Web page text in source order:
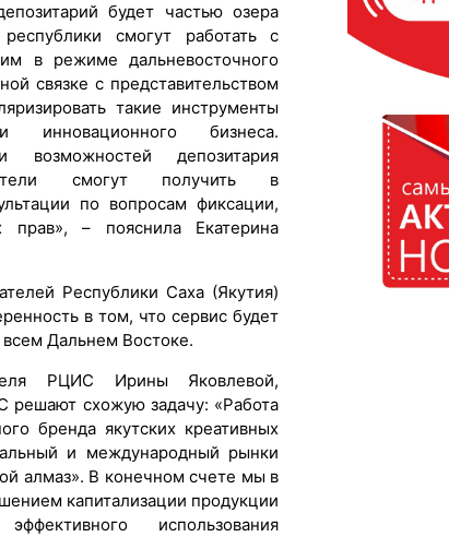
будет частью озера
смогут работать с
в режиме дальневосточного
связке с представительством
такие инструменты
бизнеса.
возможностей депозитария
смогут получить в
по вопросам фиксации,
прав», – пояснила Екатерина
Республики Саха (Якутия)
в том, что сервис будет
всем Дальнем Востоке.
РЦИС Ирины Яковлевой,
решают схожую задачу: «Работа
бренда якутских креативных
и международный рынки
алмаз». В конечном счете мы в
капитализации продукции
использования